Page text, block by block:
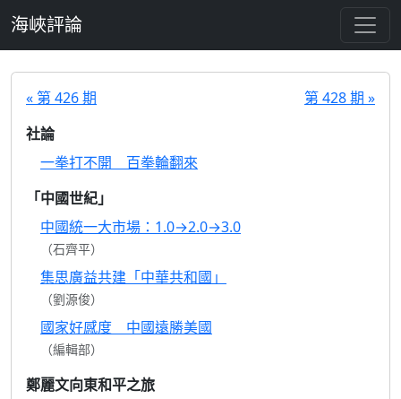
海峽評論
« 第 426 期
第 428 期 »
社論
一拳打不開 百拳輪翻來
「中國世紀」
中國統一大市場：1.0→2.0→3.0
（石齊平）
集思廣益共建「中華共和國」
（劉源俊）
國家好感度 中國遠勝美國
（編輯部）
鄭麗文向東和平之旅